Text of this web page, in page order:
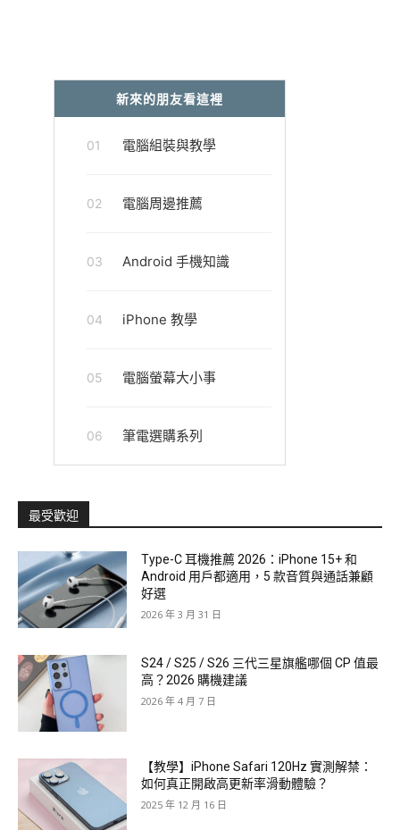
新來的朋友看這裡
01 電腦組裝與教學
02 電腦周邊推薦
03 Android 手機知識
04 iPhone 教學
05 電腦螢幕大小事
06 筆電選購系列
最受歡迎
Type-C 耳機推薦 2026：iPhone 15+ 和
Android 用戶都適用，5 款音質與通話兼顧
好選
2026 年 3 月 31 日
S24 / S25 / S26 三代三星旗艦哪個 CP 值最
高？2026 購機建議
2026 年 4 月 7 日
【教學】iPhone Safari 120Hz 實測解禁：
如何真正開啟高更新率滑動體驗？
2025 年 12 月 16 日